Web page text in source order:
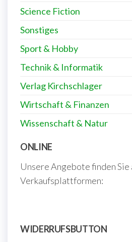
Science Fiction
Sonstiges
Sport & Hobby
Technik & Informatik
Verlag Kirchschlager
Wirtschaft & Finanzen
Wissenschaft & Natur
ONLINE
Unsere Angebote finden Sie
Verkaufsplattformen:
WIDERRUFSBUTTON